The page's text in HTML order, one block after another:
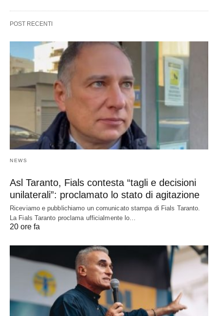
POST RECENTI
NEWS
Asl Taranto, Fials contesta “tagli e decisioni
unilaterali”: proclamato lo stato di agitazione
Riceviamo e pubblichiamo un comunicato stampa di Fials Taranto.
La Fials Taranto proclama ufficialmente lo…
20 ore fa